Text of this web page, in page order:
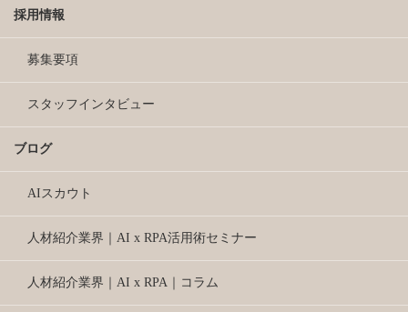
採用情報
募集要項
スタッフインタビュー
ブログ
AIスカウト
人材紹介業界｜AI x RPA活用術セミナー
人材紹介業界｜AI x RPA｜コラム